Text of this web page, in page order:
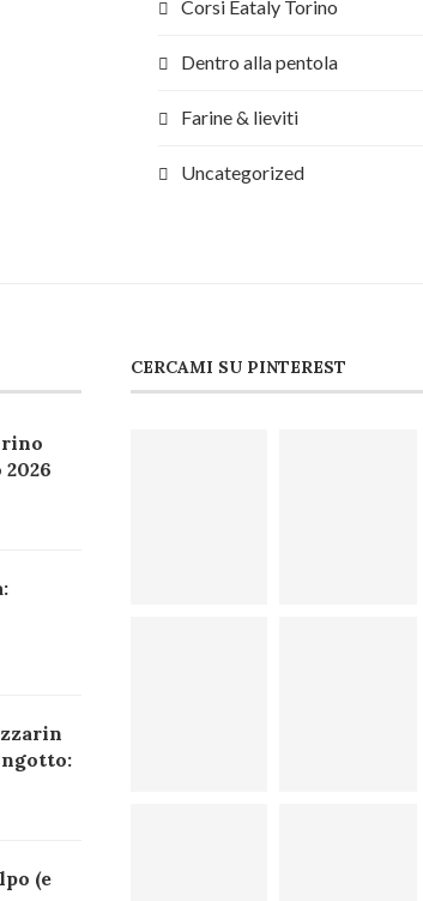
Corsi Eataly Torino
Dentro alla pentola
Farine & lieviti
Uncategorized
(e
CERCAMI SU PINTEREST